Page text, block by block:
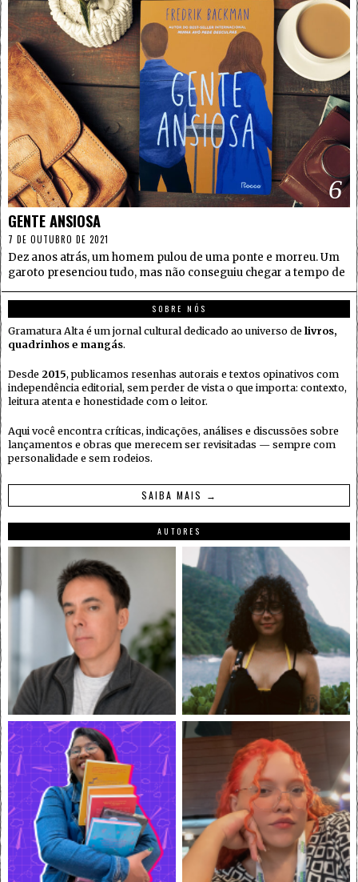
6
GENTE ANSIOSA
7 DE OUTUBRO DE 2021
Dez anos atrás, um homem pulou de uma ponte e morreu. Um
garoto presenciou tudo, mas não conseguiu chegar a tempo de
SOBRE NÓS
Gramatura Alta é um jornal cultural dedicado ao universo de livros,
quadrinhos e mangás.
Desde 2015, publicamos resenhas autorais e textos opinativos com
independência editorial, sem perder de vista o que importa: contexto,
leitura atenta e honestidade com o leitor.
Aqui você encontra críticas, indicações, análises e discussões sobre
lançamentos e obras que merecem ser revisitadas — sempre com
personalidade e sem rodeios.
SAIBA MAIS →
AUTORES